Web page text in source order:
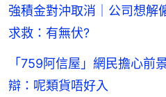
強積金對沖取消｜公司想
求救：有無伏?
「759阿信屋」網民擔心前
辯：呢類貨唔好入